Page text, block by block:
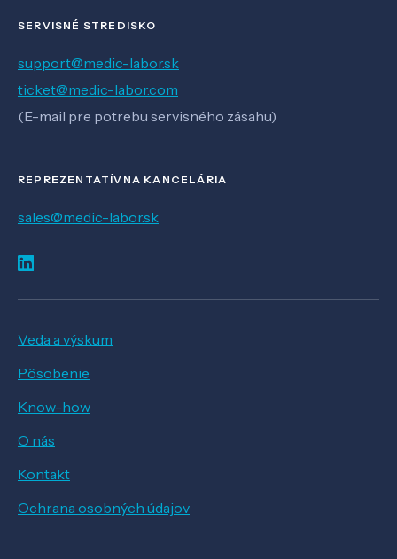
SERVISNÉ STREDISKO
support@medic-labor.sk
ticket@medic-labor.com
(E-mail pre potrebu servisného zásahu)
REPREZENTATÍVNA KANCELÁRIA
sales@medic-labor.sk
Veda a výskum
Pôsobenie
Know-how
O nás
Kontakt
Ochrana osobných údajov